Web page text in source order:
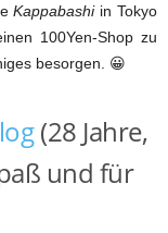
Kappabashiin Tokyo
100Yen-Shop zu
besorgen. 😀
(28 Jahre,
und für